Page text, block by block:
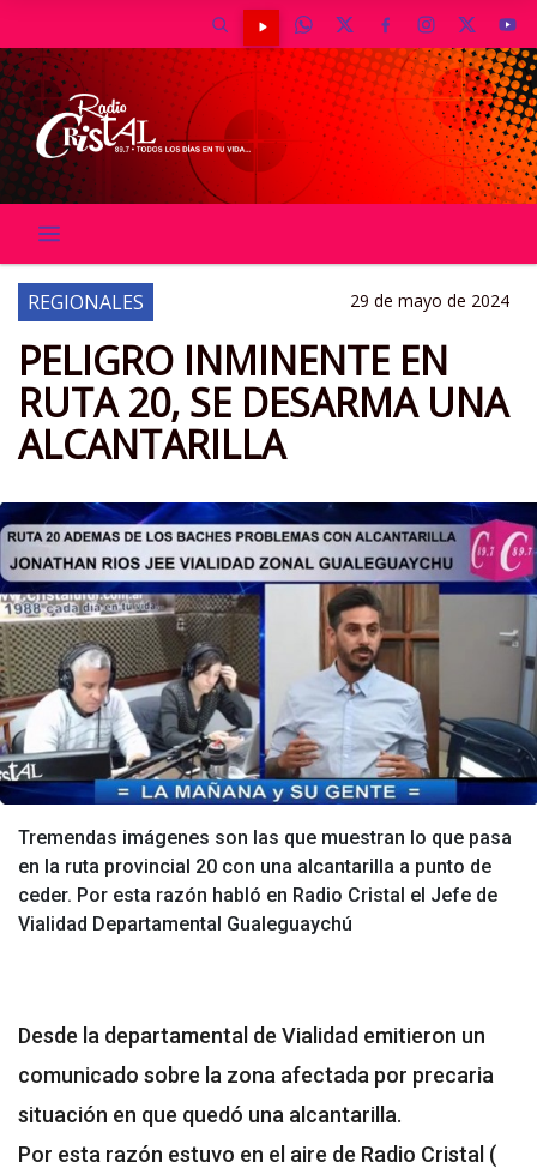
REGIONALES 29 de mayo de 2024
PELIGRO INMINENTE EN
RUTA 20, SE DESARMA UNA
ALCANTARILLA
Tremendas imágenes son las que muestran lo que pasa
en la ruta provincial 20 con una alcantarilla a punto de
ceder. Por esta razón habló en Radio Cristal el Jefe de
Vialidad Departamental Gualeguaychú
Desde la departamental de Vialidad emitieron un
comunicado sobre la zona afectada por precaria
situación en que quedó una alcantarilla.
Por esta razón estuvo en el aire de Radio Cristal (